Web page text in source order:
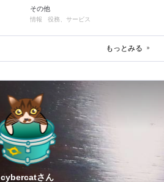
その他
情報 役務、サービス
もっとみる
cybercatさん